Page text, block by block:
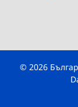
© 2026